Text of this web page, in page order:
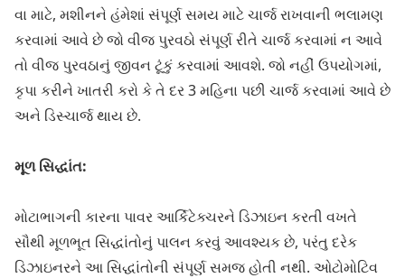
વા માટે, મશીનને હંમેશાં સંપૂર્ણ સમય માટે ચાર્જ રાખવાની ભલામણ
કરવામાં આવે છે જો વીજ પુરવઠો સંપૂર્ણ રીતે ચાર્જ કરવામાં ન આવે
તો વીજ પુરવઠાનું જીવન ટૂંકું કરવામાં આવશે. જો નહીં ઉપયોગમાં,
કૃપા કરીને ખાતરી કરો કે તે દર 3 મહિના પછી ચાર્જ કરવામાં આવે છે
અને ડિસ્ચાર્જ થાય છે.
મૂળ સિદ્ધાંત:
મોટાભાગની કારના પાવર આર્કિટેક્ચરને ડિઝાઇન કરતી વખતે
સૌથી મૂળભૂત સિદ્ધાંતોનું પાલન કરવું આવશ્યક છે, પરંતુ દરેક
ડિઝાઇનરને આ સિદ્ધાંતોની સંપૂર્ણ સમજ હોતી નથી. ઓટોમોટિવ